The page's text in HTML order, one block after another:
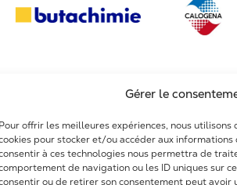
Gérer le
Pour offrir les meilleures expériences, nous
pour stocker et/ou accéder aux
à ces technologies nous permettra de
de navigation ou les ID uniques sur
ou de retirer son consentement peut avoir